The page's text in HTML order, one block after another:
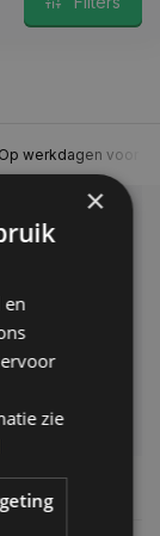
voor 14.00 uur
×
en
zie